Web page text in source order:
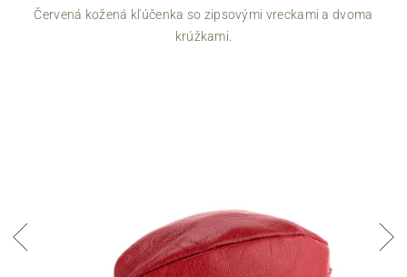
Červená kožená kľúčenka so zipsovými vreckami a dvoma
krúžkami.